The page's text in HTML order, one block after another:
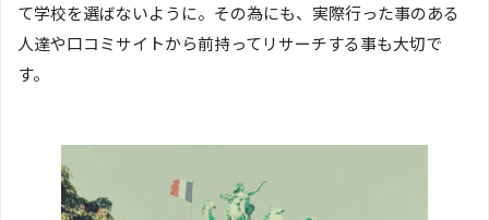
て学校を選ばないように。その為にも、実際行った事のある
人達や口コミサイトから前持ってリサーチする事も大切で
す。